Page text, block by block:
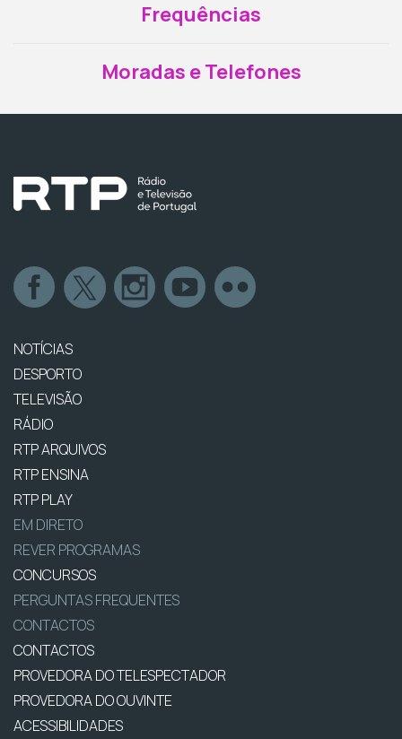
Frequências
Moradas e Telefones
NOTÍCIAS
DESPORTO
TELEVISÃO
RÁDIO
RTP ARQUIVOS
RTP ENSINA
RTP PLAY
EM DIRETO
REVER PROGRAMAS
CONCURSOS
PERGUNTAS FREQUENTES
CONTACTOS
CONTACTOS
PROVEDORA DO TELESPECTADOR
PROVEDORA DO OUVINTE
ACESSIBILIDADES